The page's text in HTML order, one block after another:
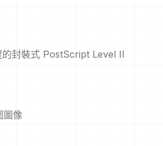
封裝式 PostScript Level II
圖像